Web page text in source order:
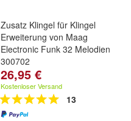
Zusatz Klingel für Klingel
Erweiterung von Maag
Electronic Funk 32 Melodien
300702
26,95 €
Kostenloser Versand
13